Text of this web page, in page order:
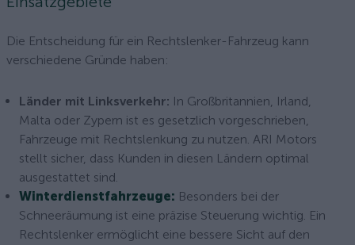
Die Entscheidung für ein Rechtslenker-Fahrzeug kann
verschiedene Gründe haben:
Länder mit Linksverkehr: In Großbritannien, Irland,
Malta oder Zypern ist es gesetzlich vorgeschrieben,
Fahrzeuge mit Rechtslenkung zu nutzen. ARI Motors
stellt sicher, dass Kunden in diesen Ländern optimal
ausgestattet sind.
Winterdienstfahrzeuge: Besonders bei der
Schneeräumung ist eine präzise Steuerung wichtig. Ein
Rechtslenker ermöglicht eine bessere Sicht auf den